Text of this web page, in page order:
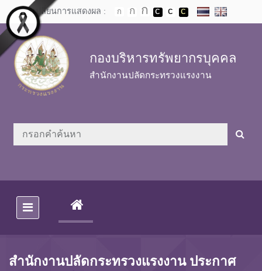
Skip to main content
เปลี่ยนการแสดงผล :
กองบริหารทรัพยากรบุคคล
สำนักงานปลัดกระทรวงแรงงาน
(CURRENT)
สำนักงานปลัดกระทรวงแรงงาน ประกาศ